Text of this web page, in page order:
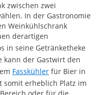
zwischen zwei
In der Gastronomie
Weinkühlschrank
derartigen
in seine Getränketheke
kann der Gastwirt den
Fasskühler für Bier in
somit erheblich Platz im